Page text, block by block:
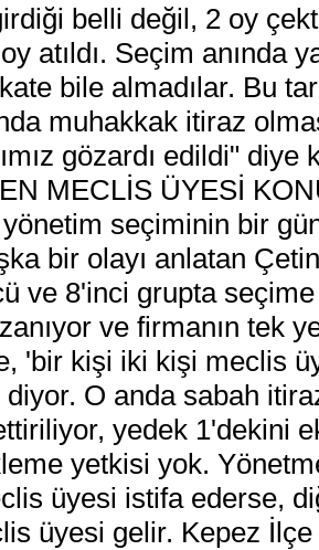
belli değil, 2 oy
atıldı. Seçim anında
bile almadılar. Bu
muhakkak itiraz
gözardı edildi" diye
MECLİS ÜYESİ
seçiminin bir
bir olayı anlatan
ve 8'inci grupta
ve firmanın tek
'bir kişi iki kişi meclis
diyor. O anda sabah
yedek 1'dekini
yetkisi yok.
üyesi istifa ederse,
üyesi gelir. Kepez